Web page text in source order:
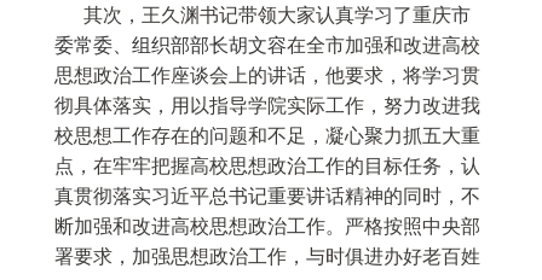
其次，王久渊书记带领大家认真学习了重庆市
委常委、组织部部长胡文容在全市加强和改进高校
思想政治工作座谈会上的讲话，他要求，将学习贯
彻具体落实，用以指导学院实际工作，努力改进我
校思想工作存在的问题和不足，凝心聚力抓五大重
点，在牢牢把握高校思想政治工作的目标任务，认
真贯彻落实习近平总书记重要讲话精神的同时，不
断加强和改进高校思想政治工作。严格按照中央部
署要求，加强思想政治工作，与时俱进办好老百姓